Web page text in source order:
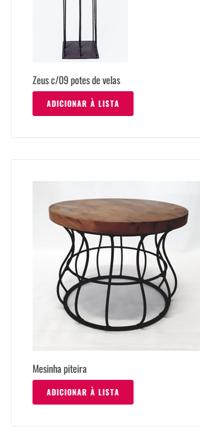
Zeus c/09 potes de velas
ADICIONAR À LISTA
Mesinha piteira
ADICIONAR À LISTA